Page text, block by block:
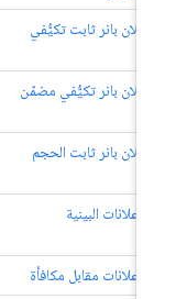
إعلان بانر ثابت تكيُّفي
إعلان بانر تكيُّفي مضمّن
إعلان بانر ثابت الحجم
الإعلانات البينية
الإعلانات مقابل مكافأة